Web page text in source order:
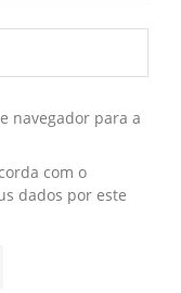
navegador para a
com o
dados por este